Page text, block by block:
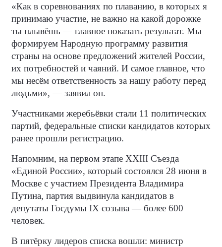
«Как в соревнованиях по плаванию, в которых я
принимаю участие, не важно на какой дорожке
ты плывёшь — главное показать результат. Мы
формируем Народную программу развития
страны на основе предложений жителей России,
их потребностей и чаяний. И самое главное, что
мы несём ответственность за нашу работу перед
людьми», — заявил он.
Участниками жеребьёвки стали 11 политических
партий, федеральные списки кандидатов которых
ранее прошли регистрацию.
Напомним, на первом этапе XXIII Съезда
«Единой России», который состоялся 28 июня в
Москве с участием Президента Владимира
Путина, партия выдвинула кандидатов в
депутаты Госдумы IX созыва — более 600
человек.
В пятёрку лидеров списка вошли: министр